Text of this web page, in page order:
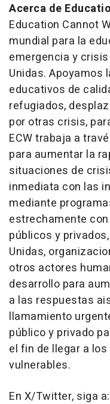
Acerca de
Education Cannot
mundial para la
emergencia y
Unidas. Apoyamos
educativos de
refugiados,
por otras crisis,
ECW trabaja a
para aumentar la
situaciones de
inmediata con las
mediante
estrechamente
públicos y
Unidas,
otros actores
desarrollo para
a las respuestas
llamamiento
público y privado
el fin de llegar a
vulnerables.
En X/Twitter, siga a: